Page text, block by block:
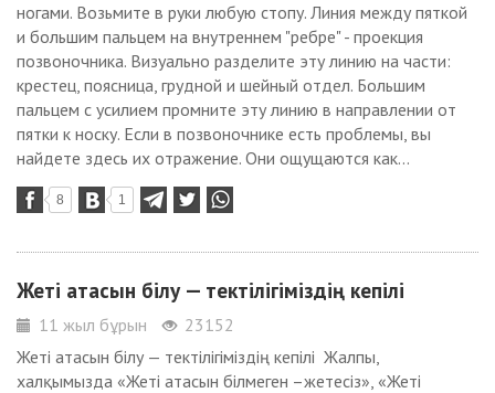
ногами. Возьмите в руки любую стопу. Линия между пяткой
и большим пальцем на внутреннем "ребре" - проекция
позвоночника. Визуально разделите эту линию на части:
крестец, поясница, грудной и шейный отдел. Большим
пальцем с усилием промните эту линию в направлении от
пятки к носку. Если в позвоночнике есть проблемы, вы
найдете здесь их отражение. Они ощущаются как...
8 1
Жеті атасын білу — тектілігіміздің кепілі
11 жыл бұрын
23152
Жеті атасын білу — тектілігіміздің кепілі Жалпы,
халқымызда «Жеті атасын білмеген –жетесіз», «Жеті